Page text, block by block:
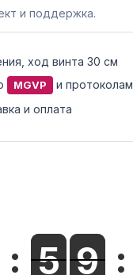
и поддержка.
ход винта 30 см
MGVP
и протоколам
и оплата